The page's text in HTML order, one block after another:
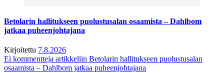
Betolarin hallitukseen puolustusalan osaamista – Dahlbom
jatkaa puheenjohtajana
Kirjoitettu 7.8.2026
Ei kommentteja artikkeliin Betolarin hallitukseen puolustusalan
osaamista – Dahlbom jatkaa puheenjohtajana